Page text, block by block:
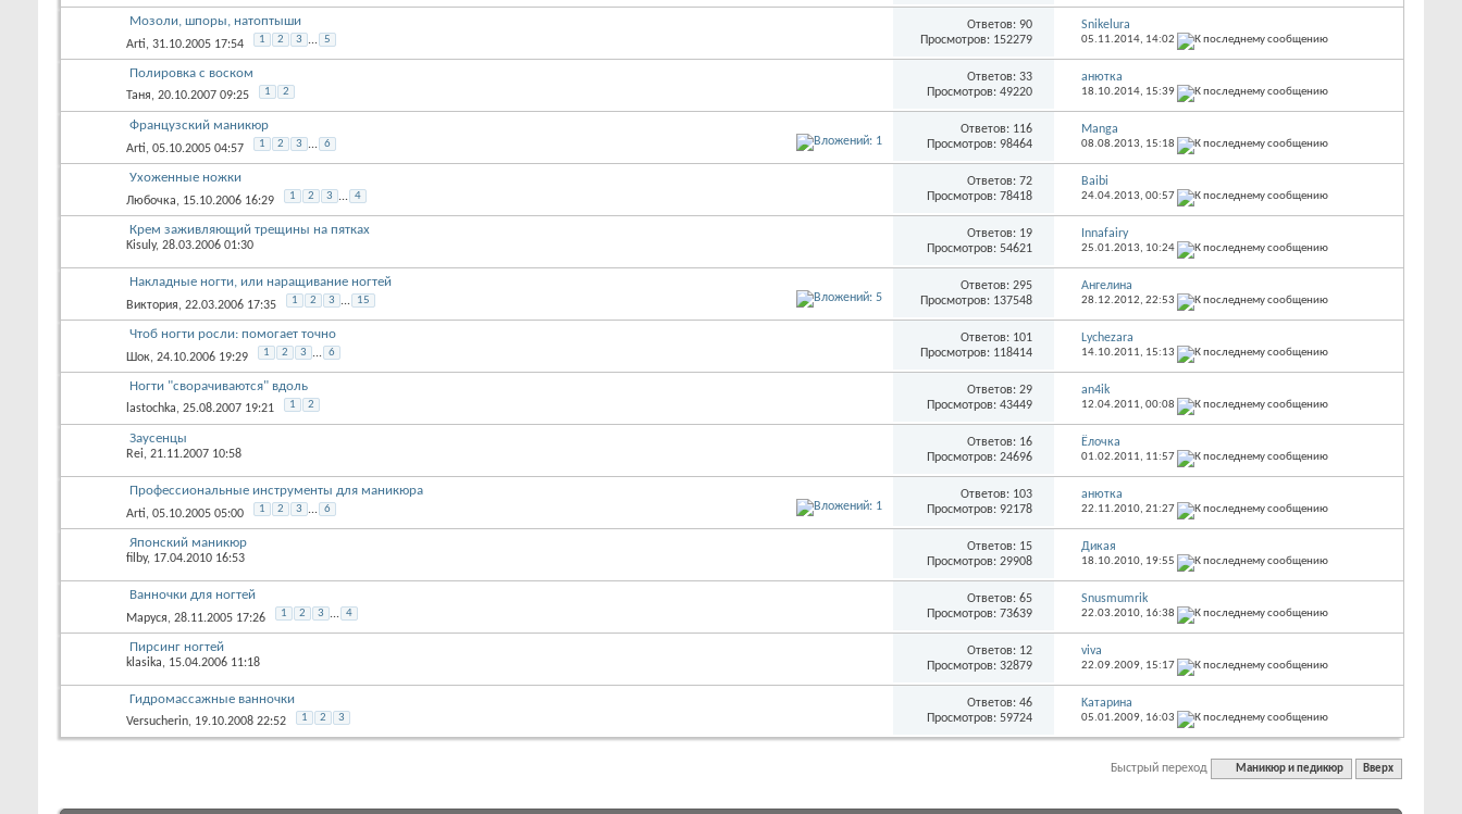
Мозоли, шпоры, натоптыши
Arti, 31.10.2005 17:54 1 2 3 ... 5
Ответов: 90
Просмотров: 152279
Snikelura
05.11.2014, 14:02
Полировка с воском
Таня, 20.10.2007 09:25 1 2
Ответов: 33
Просмотров: 49220
анютка
18.10.2014, 15:39
Французский маникюр
Arti, 05.10.2005 04:57 1 2 3 ... 6
Ответов: 116
Просмотров: 98464
Manga
08.08.2013, 15:18
Ухоженные ножки
Любочка, 15.10.2006 16:29 1 2 3 ... 4
Ответов: 72
Просмотров: 78418
Baibi
24.04.2013, 00:57
Крем заживляющий трещины на пятках
Kisuly, 28.03.2006 01:30
Ответов: 19
Просмотров: 54621
Innafairy
25.01.2013, 10:24
Накладные ногти, или наращивание ногтей
Виктория, 22.03.2006 17:35 1 2 3 ... 15
Ответов: 295
Просмотров: 137548
Ангелина
28.12.2012, 22:53
Чтоб ногти росли: помогает точно
Шок, 24.10.2006 19:29 1 2 3 ... 6
Ответов: 101
Просмотров: 118414
Lychezara
14.10.2011, 15:13
Ногти "сворачиваются" вдоль
lastochka, 25.08.2007 19:21 1 2
Ответов: 29
Просмотров: 43449
an4ik
12.04.2011, 00:08
Заусенцы
Rei, 21.11.2007 10:58
Ответов: 16
Просмотров: 24696
Ёлочка
01.02.2011, 11:57
Профессиональные инструменты для маникюра
Arti, 05.10.2005 05:00 1 2 3 ... 6
Ответов: 103
Просмотров: 92178
анютка
22.11.2010, 21:27
Японский маникюр
filby, 17.04.2010 16:53
Ответов: 15
Просмотров: 29908
Дикая
18.10.2010, 19:55
Ванночки для ногтей
Маруся, 28.11.2005 17:26 1 2 3 ... 4
Ответов: 65
Просмотров: 73639
Snusmumrik
22.03.2010, 16:38
Пирсинг ногтей
klasika, 15.04.2006 11:18
Ответов: 12
Просмотров: 32879
viva
22.09.2009, 15:17
Гидромассажные ванночки
Versucherin, 19.10.2008 22:52 1 2 3
Ответов: 46
Просмотров: 59724
Kатарина
05.01.2009, 16:03
Быстрый переход Маникюр и педикюр Вверх